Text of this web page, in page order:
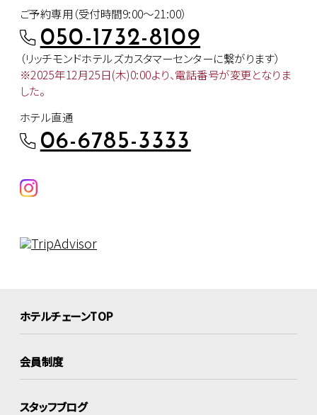
ご予約専用（受付時間9:00～21:00）
050-1732-8109
（リッチモンドホテルズカスタマーセンターに繋がります）
※2025年12月25日(木)0:00より、電話番号が変更となりま
した。
ホテル直通
06-6785-3333
ホテルチェーンTOP
会員制度
スタッフブログ